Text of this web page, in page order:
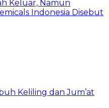
Keluar, Namun
Indonesia Disebut
Keliling dan Jum’at